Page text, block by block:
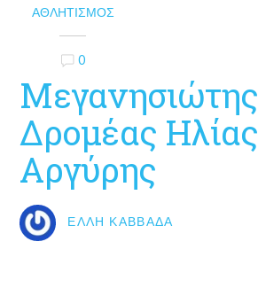
ΑΘΛΗΤΙΣΜΌΣ
0
Μεγανησιώτης
Δρομέας Ηλίας
Αργύρης
ΈΛΛΗ ΚΑΒΒΑΔΆ